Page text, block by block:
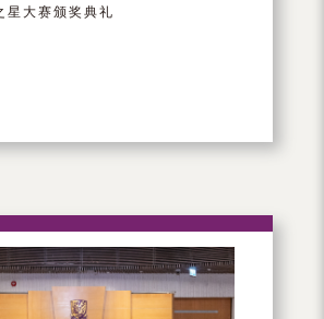
星大赛颁奖典礼